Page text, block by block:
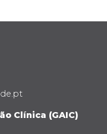
Clínica (GAIC)